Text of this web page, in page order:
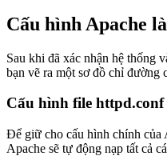
Cấu hình Apache
Sau khi đã xác nhận hệ thống
bạn vẽ ra một sơ đồ chỉ đường
Cấu hình file
Để giữ cho cấu hình chính của
Apache sẽ tự động nạp tất cả